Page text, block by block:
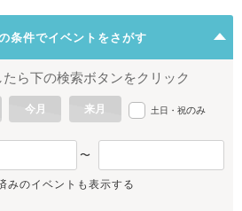
条件でイベントをさがす
ら下の検索ボタンをクリック
今月 来月 土日・祝のみ
〜
みのイベントも表示する